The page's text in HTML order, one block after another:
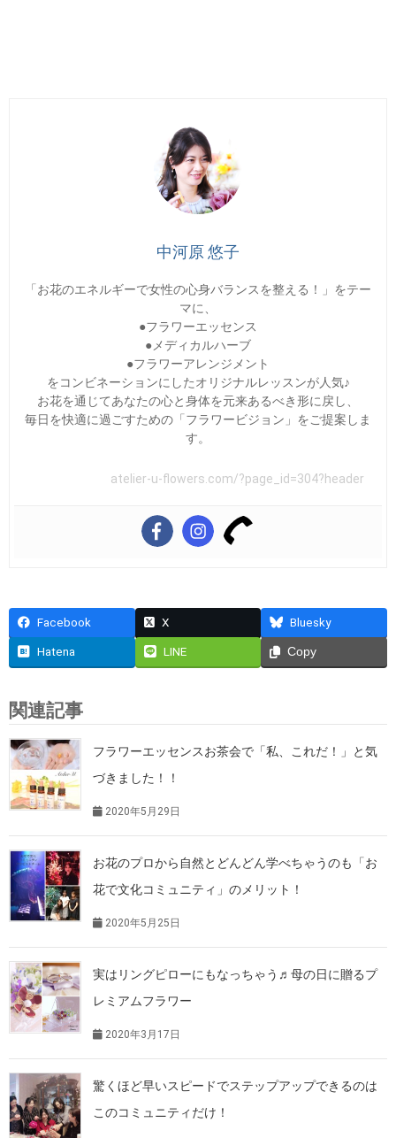
中河原 悠子
「お花のエネルギーで女性の心身バランスを整える！」をテー
マに、
●フラワーエッセンス
●メディカルハーブ
●フラワーアレンジメント
をコンビネーションにしたオリジナルレッスンが人気♪
お花を通じてあなたの心と身体を元来あるべき形に戻し、
毎日を快適に過ごすための「フラワービジョン」をご提案しま
す。
atelier-u-flowers.com/?page_id=304?header
Facebook X Bluesky
Hatena LINE Copy
関連記事
フラワーエッセンスお茶会で「私、これだ！」と気
づきました！！
2020年5月29日
お花のプロから自然とどんどん学べちゃうのも「お
花で文化コミュニティ」のメリット！
2020年5月25日
実はリングピローにもなっちゃう♬母の日に贈るプ
レミアムフラワー
2020年3月17日
驚くほど早いスピードでステップアップできるのは
このコミュニティだけ！